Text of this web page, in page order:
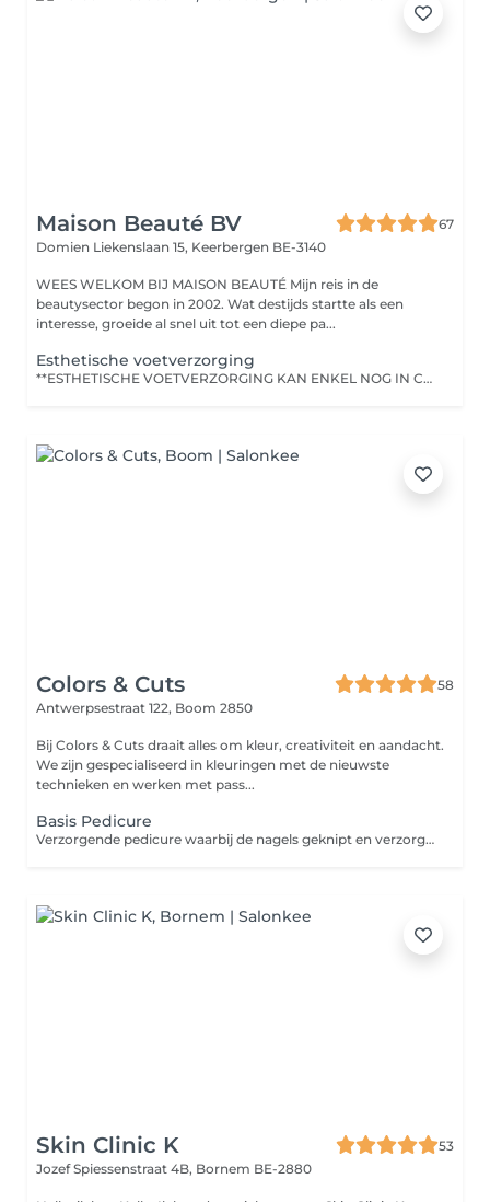
Maison Beauté BV
67
Domien Liekenslaan 15, Keerbergen BE-3140
WEES WELKOM BIJ MAISON BEAUTÉ Mijn reis in de
beautysector begon in 2002. Wat destijds startte als een
interesse, groeide al snel uit tot een diepe pa...
Esthetische voetverzorging
**ESTHETISCHE VOETVERZORGING KAN ENKEL NOG IN COMBINATIE MET EEN ANDERE BEHANDELING GEBOEKT WORDEN. (bv.: in combinatie met gelaatsverzorging, gellak, epilaties, wimperlift, en/of manicure). De esthetische voetverzorging kan enkel aansluiten bij een andere behandeling. Dit kan telefonisch of via Whatsappbericht aangevraagd worden en door mij ingeboekt worden. Alvast bedankt voor uw begrip. Mvg, Isabelle.
Colors & Cuts
58
Antwerpsestraat 122, Boom 2850
Bij Colors & Cuts draait alles om kleur, creativiteit en aandacht.
We zijn gespecialiseerd in kleuringen met de nieuwste
technieken en werken met pass...
Basis Pedicure
Verzorgende pedicure waarbij de nagels geknipt en verzorgd worden, eelt oppervlakkig verwijderd wordt en de voeten terug fris en netjes aanvoelen. Ideaal als onderhoudsbehandeling.
Skin Clinic K
53
Jozef Spiessenstraat 4B, Bornem BE-2880